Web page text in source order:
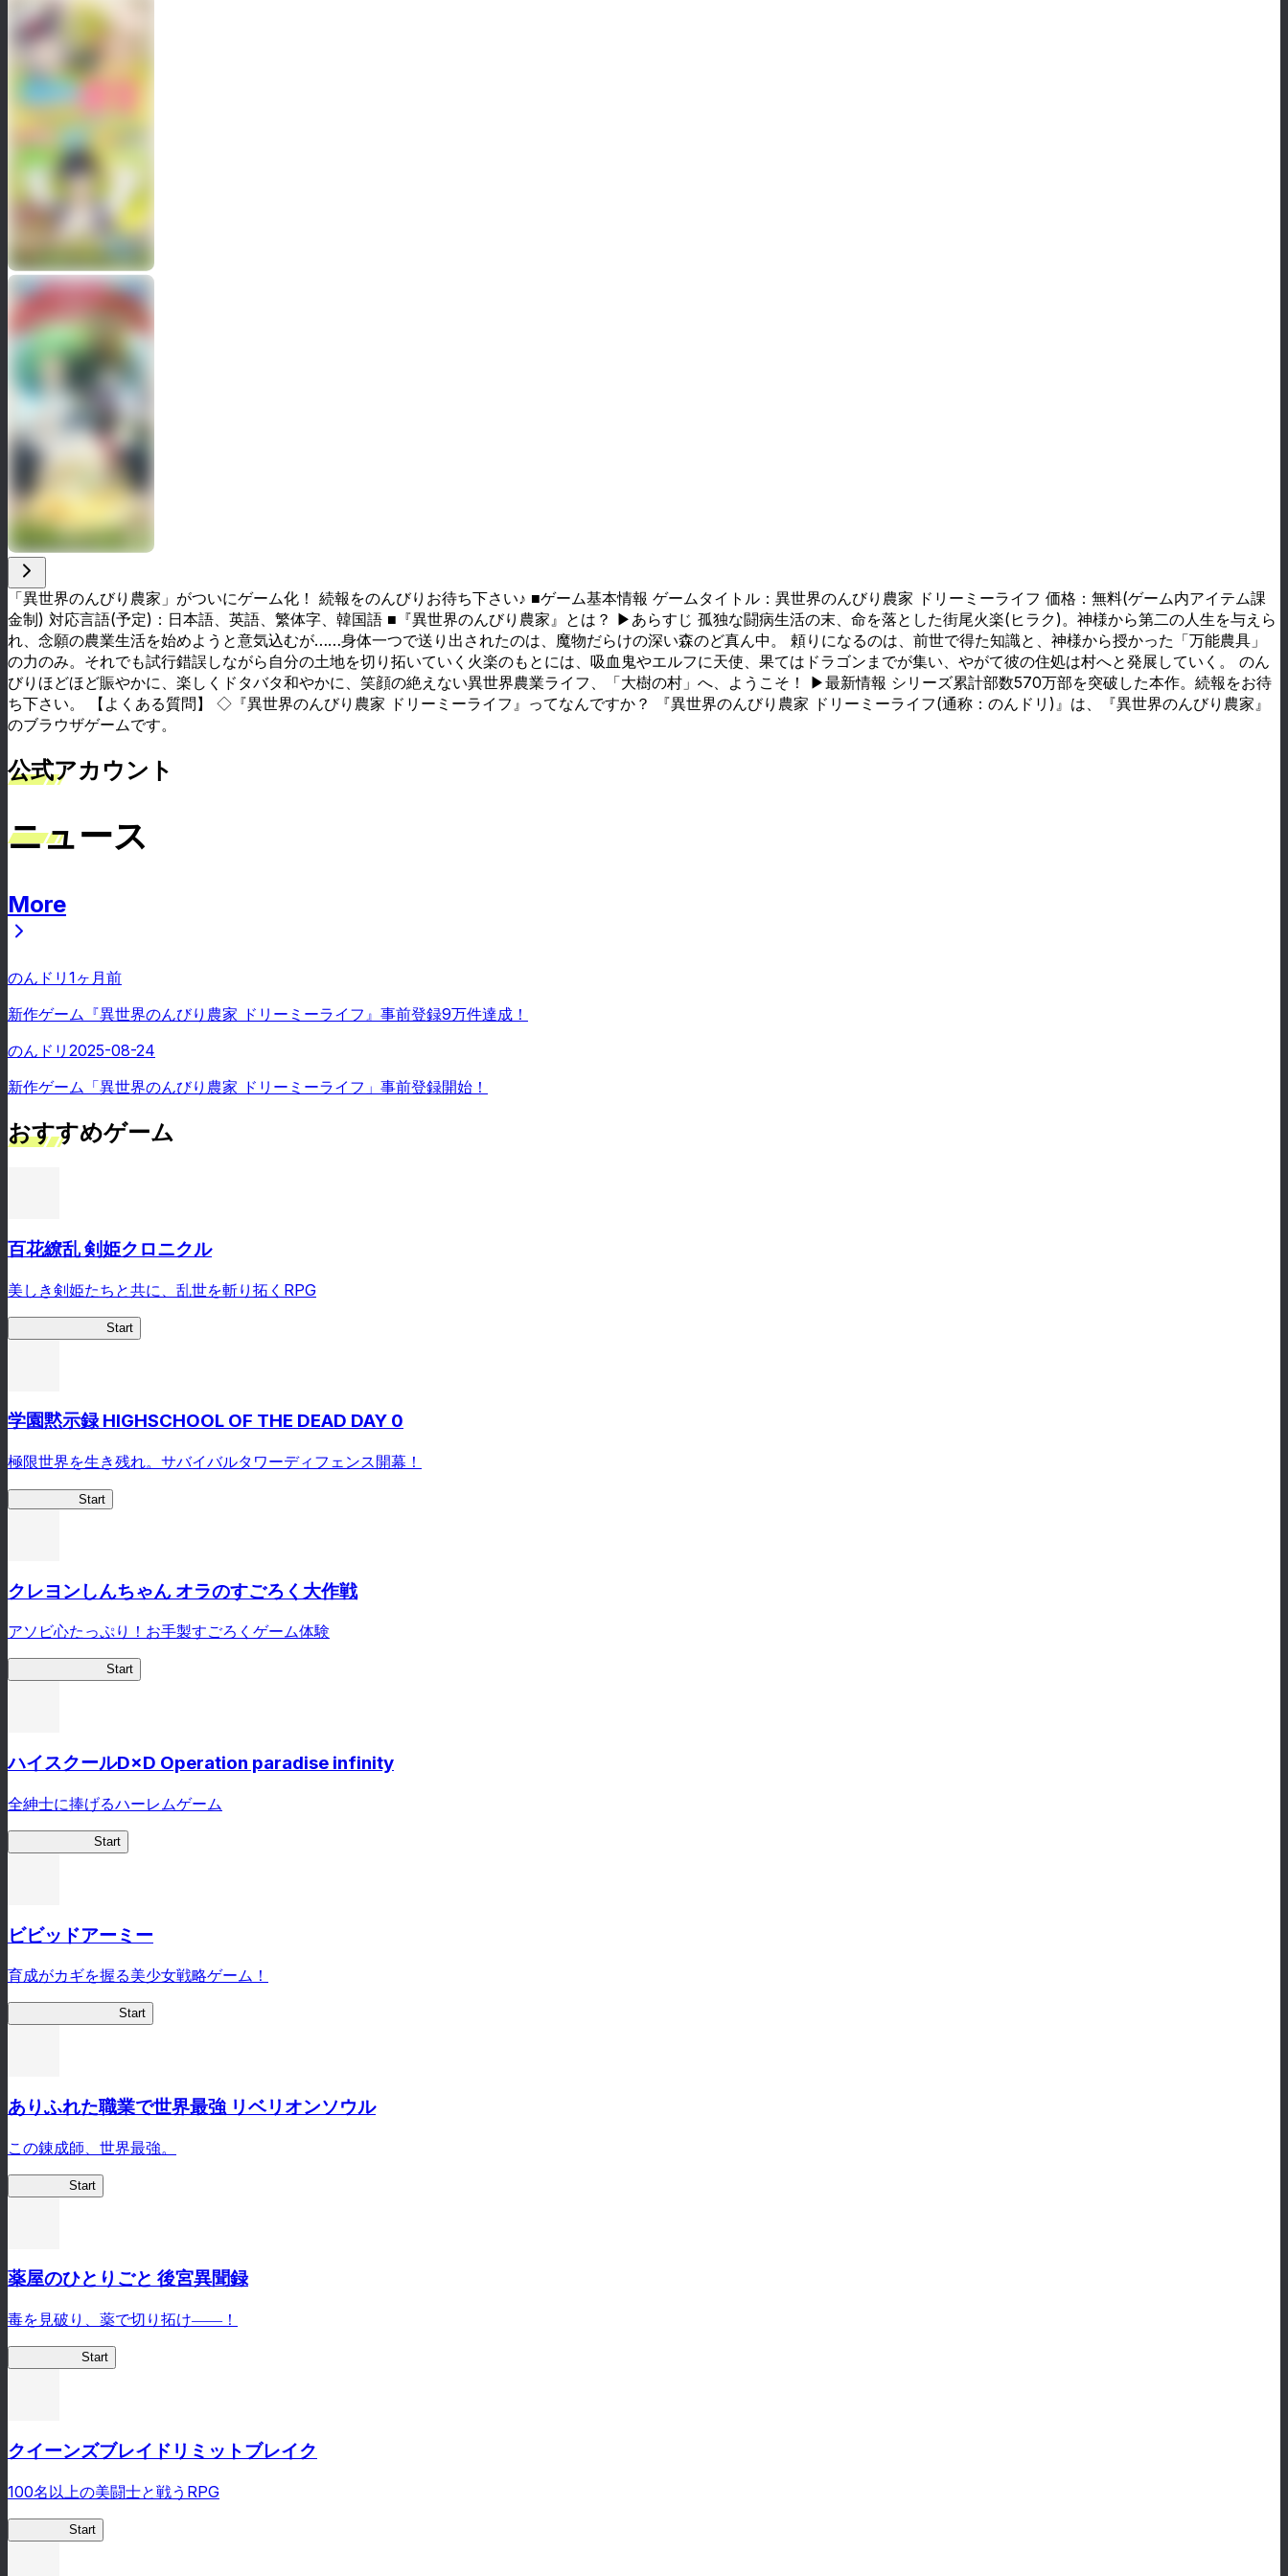
「異世界のんびり農家」がついにゲーム化！ 続報をのんびりお待ち下さい♪ ■ゲーム基本情報 ゲームタイトル：異世界のんびり農家 ドリーミーライフ 価格：無料(ゲーム内アイテム課
金制) 対応言語(予定)：日本語、英語、繁体字、韓国語 ■『異世界のんびり農家』とは？ ▶あらすじ 孤独な闘病生活の末、命を落とした街尾火楽(ヒラク)。神様から第二の人生を与えら
れ、念願の農業生活を始めようと意気込むが……身体一つで送り出されたのは、魔物だらけの深い森のど真ん中。 頼りになるのは、前世で得た知識と、神様から授かった「万能農具」
の力のみ。それでも試行錯誤しながら自分の土地を切り拓いていく火楽のもとには、吸血鬼やエルフに天使、果てはドラゴンまでが集い、やがて彼の住処は村へと発展していく。 のん
びりほどほど賑やかに、楽しくドタバタ和やかに、笑顔の絶えない異世界農業ライフ、「大樹の村」へ、ようこそ！ ▶最新情報 シリーズ累計部数570万部を突破した本作。続報をお待
ち下さい。 【よくある質問】 ◇『異世界のんびり農家 ドリーミーライフ』ってなんですか？ 『異世界のんびり農家 ドリーミーライフ(通称：のんドリ)』は、『異世界のんびり農家』
のブラウザゲームです。
公式アカウント
ニュース
More
のんドリ 1ヶ月前
新作ゲーム『異世界のんびり農家 ドリーミーライフ』事前登録9万件達成！
のんドリ 2025-08-24
新作ゲーム「異世界のんびり農家 ドリーミーライフ」事前登録開始！
おすすめゲーム
百花繚乱 剣姫クロニクル
美しき剣姫たちと共に、乱世を斬り拓くRPG
Start
学園黙示録 HIGHSCHOOL OF THE DEAD DAY 0
極限世界を生き残れ。サバイバルタワーディフェンス開幕！
Start
クレヨンしんちゃん オラのすごろく大作戦
アソビ心たっぷり！お手製すごろくゲーム体験
Start
ハイスクールD×D Operation paradise infinity
全紳士に捧げるハーレムゲーム
Start
ビビッドアーミー
育成がカギを握る美少女戦略ゲーム！
Start
ありふれた職業で世界最強 リベリオンソウル
この錬成師、世界最強。
Start
薬屋のひとりごと 後宮異聞録
毒を見破り、薬で切り拓け――！
Start
クイーンズブレイドリミットブレイク
100名以上の美闘士と戦うRPG
Start